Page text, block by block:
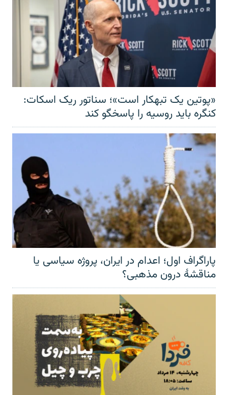
«پوتین یک تبهکار است»؛ سناتور ریک اسکات:
کنگره باید روسیه را پاسخگو کند
پاراگراف اول؛ اعدام در ایران، پروژه سیاسی یا
مناقشهٔ درون مذهبی؟